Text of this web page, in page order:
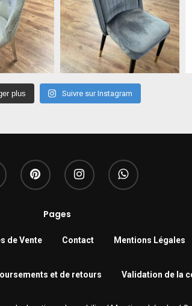
plus Suivre sur Instagram
Pages
de Vente Contact Mentions Légales
et de retours Validation de la